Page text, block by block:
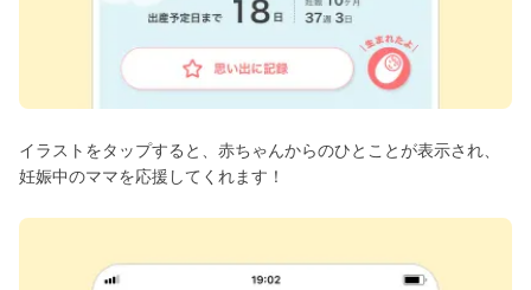
イラストをタップすると、赤ちゃんからのひとことが表示され、
妊娠中のママを応援してくれます！